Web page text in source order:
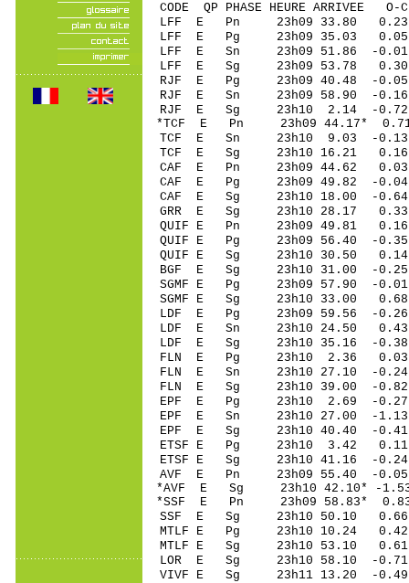
CODE QP PHASE HEURE
LFF E Pn 23h09 33.80 0.23
LFF E Pg 23h09 35.03 0.05
LFF E Sn 23h09 51.86 -0.01
LFF E Sg 23h09 53.78
RJF E Pg 23h09 40.48 -0.05
RJF E Sn 23h09 58.90 -
RJF E Sg 23h10 2.14 -
*TCF E Pn 23h09 44.17*
TCF E Sn 23h10 9.03 -0.13
TCF E Sg 23h10 16.21
CAF E Pn 23h09 44.62 0.03
CAF E Pg 23h09 49.82 -0.04
CAF E Sg 23h10 18.00 -
GRR E Sg 23h10 28.17
QUIF E Pn 23h09 49.81 0.16
QUIF E Pg 23h09 56.40 -0.35
QUIF E Sg 23h10 30.50
BGF E Sg 23h10 31.00 -
SGMF E Pg 23h09 57.90 -0.01
SGMF E Sg 23h10 33.00
LDF E Pg 23h09 59.56 -
LDF E Sn 23h10 24.50
LDF E Sg 23h10 35.16 -
FLN E Pg 23h10 2.36
FLN E Sn 23h10 27.10 -
FLN E Sg 23h10 39.00 -
EPF E Pg 23h10 2.69 -0.27
EPF E Sn 23h10 27.00 -1.13
EPF E Sg 23h10 40.40 -
ETSF E Pg 23h10 3.42 0.11
ETSF E Sg 23h10 41.16 -
AVF E Pn 23h09 55.40 -
*AVF E Sg 23h10 42.10* -
*SSF E Pn 23h09 58.83*
SSF E Sg 23h10 50.10
MTLF E Pg 23h10 10.24 0.42
MTLF E Sg 23h10 53.10
LOR E Sg 23h10 58.10 -
VIVF E Sg 23h11 13.20 -